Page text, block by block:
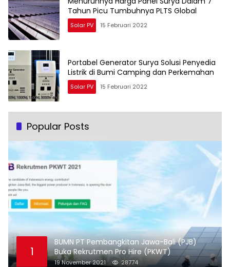
Tahun Picu Tumbuhnya PLTS Global
Solar PV 15 Februari 2022
Portabel Generator Surya Solusi Penyedia
Listrik di Bumi Camping dan Perkemahan
Solar PV 15 Februari 2022
Popular Posts
1
BUMN PT Pembangkitan Jawa-Bali (PJB)
Buka Rekrutmen Pro Hire (PKWT)
19 November 2021 28774